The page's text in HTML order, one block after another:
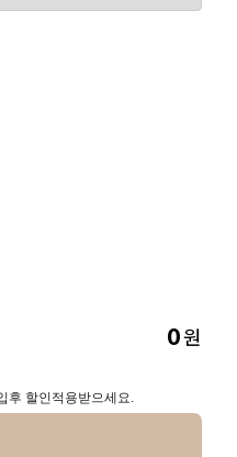
0원
후 할인적용받으세요.